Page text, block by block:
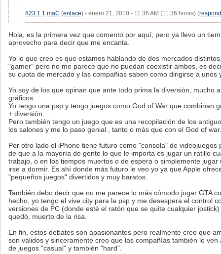
#23.1.1 maC (enlace) - enero 21, 2010 - 11:36 AM (11:36 horas) (
Hola, es la primera vez que comento por aquí, pero ya llevo un
aprovecho para decir que me encanta.
Yo lo que creo es que estamos hablando de dos mercados
"gamer" pero no me parece que no puedan coexistir ambos, es
su cuota de mercado y las compañias saben como dirigirse a unos
Yo soy de los que opinan que ante todo prima la diversión, mucho
gráficos.
Yo tengo una psp y tengo juegos como God of War que combinan
+ diversión.
Pero también tengo un juego que es una recopilación de los
los salones y me lo paso genial , tanto o más que con el God of war.
Por otro lado el iPhone tiene futuro como "consola" de videojuegos
de que a la mayoría de gente lo que le importa es jugar un ratillo
trabajo, o en los tiempos muertos o de espera o simplemente jugar
irse a dormir. Es ahí donde más futuro le veo yo ya que Apple
"pequeños juegos" divertidos y muy baratos.
También debo decir que no me parece lo más cómodo jugar GTA
hecho, yo tengo el vive city para la psp y me desespera el control
versiones de PC (donde esté el ratón que se quite cualquier
quedó, muerto de la risa.
En fin, estos debates son apasionantes pero realmente creo que
son válidos y sinceramente creo que las compañías también lo ven
de juegos "casual" y también "hard".